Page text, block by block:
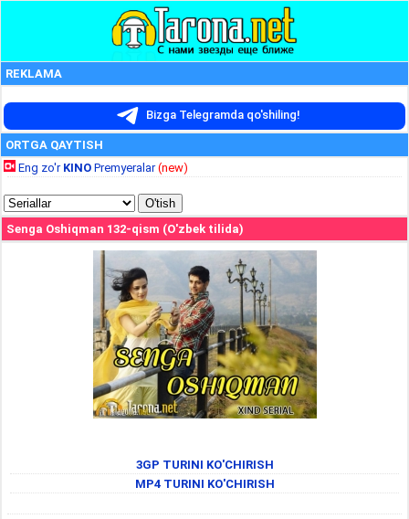
REKLAMA
Bizga Telegramda qo'shiling!
ORTGA QAYTISH
Eng zo'r KINO Premyeralar(new)
Senga Oshiqman 132-qism (O'zbek tilida)
3GP TURINI KO'CHIRISH
MP4 TURINI KO'CHIRISH